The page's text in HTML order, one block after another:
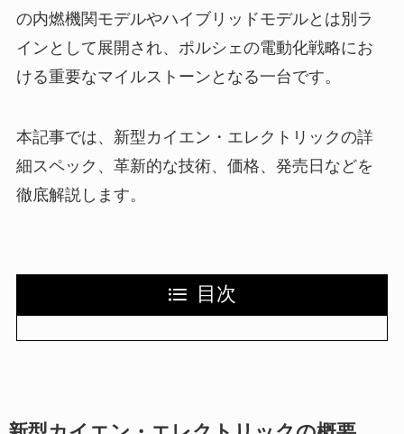
の内燃機関モデルやハイブリッドモデルとは別ラ
インとして展開され、ポルシェの電動化戦略にお
ける重要なマイルストーンとなる一台です。
本記事では、新型カイエン・エレクトリックの詳
細スペック、革新的な技術、価格、発売日などを
徹底解説します。
目次